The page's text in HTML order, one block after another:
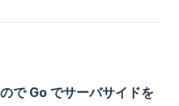
で Go でサーバサイドを